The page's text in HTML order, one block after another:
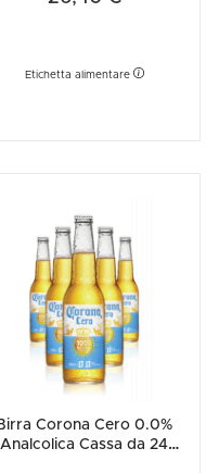
Etichetta alimentare
Corona Cero 0.0%
Analcolica Cassa da 24